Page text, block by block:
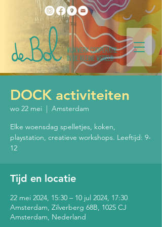
DOCK activiteiten
wo 22 mei
  |
Amsterdam
Elke woensdag spelletjes, koken,
playstation, creatieve workshops. Leeftijd: 9-
12
Tijd en locatie
22 mei 2024, 15:30 – 10 jul 2024, 17:30
Amsterdam, Zilverberg 68B, 1025 CJ
Amsterdam, Nederland